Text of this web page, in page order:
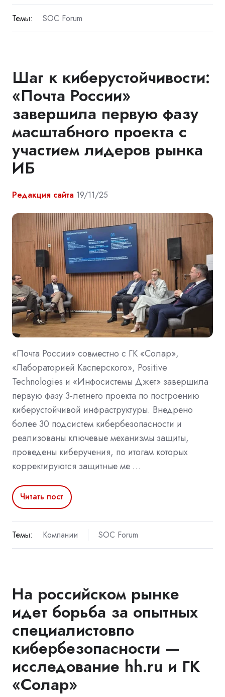
Темы: SOC Forum
Шаг к киберустойчивости:
«Почта России»
завершила первую фазу
масштабного проекта с
участием лидеров рынка
ИБ
Редакция сайта 19/11/25
«Почта России» совместно с ГК «Солар»,
«Лабораторией Касперского», Positive
Technologies и «Инфосистемы Джет» завершила
первую фазу 3-летнего проекта по построению
киберустойчивой инфраструктуры. Внедрено
более 30 подсистем кибербезопасности и
реализованы ключевые механизмы защиты,
проведены киберучения, по итогам которых
корректируются защитные ме …
Читать пост
Темы: Компании SOC Forum
На российском рынке
идет борьба за опытных
специалистовпо
кибербезопасности —
исследование hh.ru и ГК
«Солар»